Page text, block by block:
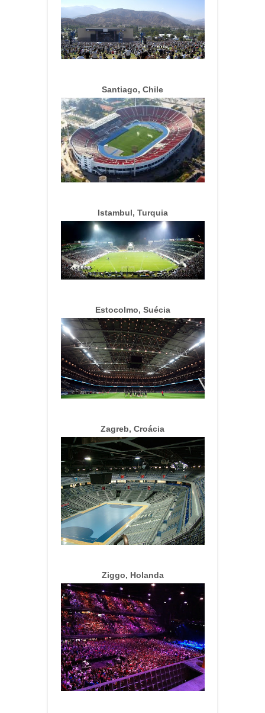
Santiago, Chile
Istambul, Turquia
Estocolmo, Suécia
Zagreb, Croácia
Ziggo, Holanda